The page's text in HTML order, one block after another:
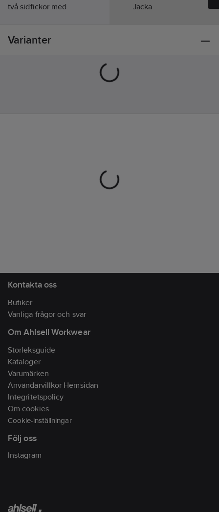
två sidfickor med
recycled.Tvättråd:
Jacka
Varianter
Kontakta oss
Butiker
Vanliga frågor och svar
Om Ahlsell Workwear
Storleksguide
Kataloger
Varumärken
Användarvillkor Hemsidan
Integritetspolicy
Om cookies
Cookie-inställningar
Följ oss
Instagram